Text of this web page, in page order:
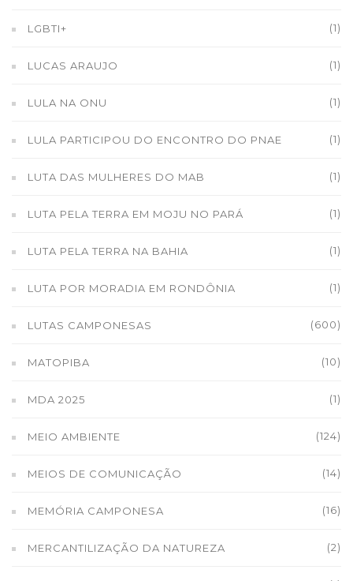
LGBTI+ (1)
LUCAS ARAUJO (1)
LULA NA ONU (1)
LULA PARTICIPOU DO ENCONTRO DO PNAE (1)
LUTA DAS MULHERES DO MAB (1)
LUTA PELA TERRA EM MOJU NO PARÁ (1)
LUTA PELA TERRA NA BAHIA (1)
LUTA POR MORADIA EM RONDÔNIA (1)
LUTAS CAMPONESAS (600)
MATOPIBA (10)
MDA 2025 (1)
MEIO AMBIENTE (124)
MEIOS DE COMUNICAÇÃO (14)
MEMÓRIA CAMPONESA (16)
MERCANTILIZAÇÃO DA NATUREZA (2)